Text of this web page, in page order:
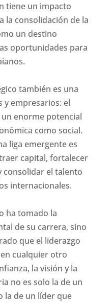
tiene un impacto
la consolidación de la
un destino
oportunidades para
también es una
y empresarios: el
enorme potencial
como social.
liga emergente es
capital, fortalecer
el talento
internacionales.
ha tomado la
de su carrera, sino
que el liderazgo
cualquier otro
la visión y la
no es solo la de un
la de un líder que